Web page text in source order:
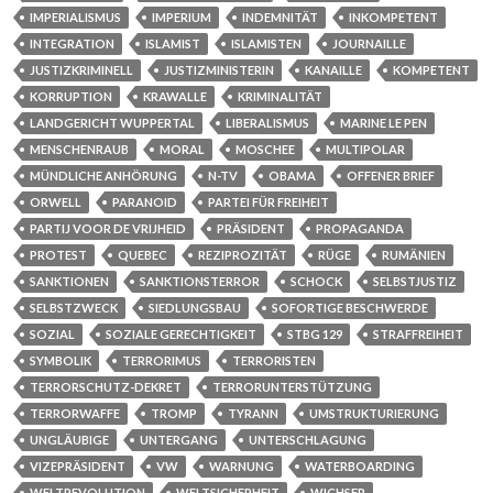
IMPERIALISMUS
IMPERIUM INDEMNITÄT
INKOMPETENT
INTEGRATION
ISLAMIST ISLAMISTEN
JOURNAILLE
JUSTIZKRIMINELL
JUSTIZMINISTERIN KANAILLE
KOMPETENT
KORRUPTION
KRAWALLE
KRIMINALITÄT
LANDGERICHT WUPPERTAL
LIBERALISMUS
MARINE LE PEN
MENSCHENRAUB
MORAL MOSCHEE
MULTIPOLAR
MÜNDLICHE ANHÖRUNG
N-TV OBAMA
OFFENER BRIEF
ORWELL
PARANOID
PARTEI FÜR FREIHEIT
PARTIJ VOOR DE VRIJHEID
PRÄSIDENT
PROPAGANDA
PROTEST
QUEBEC REZIPROZITÄT RÜGE
RUMÄNIEN
SANKTIONEN
SANKTIONSTERROR SCHOCK
SELBSTJUSTIZ
SELBSTZWECK
SIEDLUNGSBAU
SOFORTIGE BESCHWERDE
SOZIAL
SOZIALE GERECHTIGKEIT STBG 129
STRAFFREIHEIT
SYMBOLIK
TERRORIMUS
TERRORISTEN
TERRORSCHUTZ-DEKRET
TERRORUNTERSTÜTZUNG
TERRORWAFFE
TROMP TYRANN
UMSTRUKTURIERUNG
UNGLÄUBIGE
UNTERGANG
UNTERSCHLAGUNG
VIZEPRÄSIDENT
VW WARNUNG
WATERBOARDING